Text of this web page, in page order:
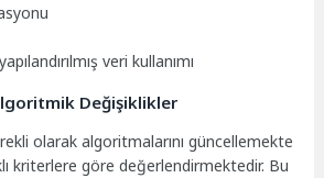
veri kullanımı
Değişiklikler
olarak algoritmalarını güncellemekte
kriterlere göre değerlendirmektedir. Bu